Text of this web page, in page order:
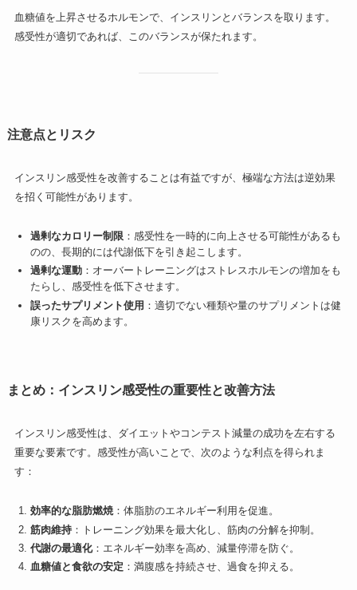
血糖値を上昇させるホルモンで、インスリンとバランスを取ります。
感受性が適切であれば、このバランスが保たれます。
注意点とリスク
インスリン感受性を改善することは有益ですが、極端な方法は逆効果
を招く可能性があります。
過剰なカロリー制限 ：感受性を一時的に向上させる可能性があるも
のの、長期的には代謝低下を引き起こします。
過剰な運動 ：オーバートレーニングはストレスホルモンの増加をも
たらし、感受性を低下させます。
誤ったサプリメント使用 ：適切でない種類や量のサプリメントは健
康リスクを高めます。
まとめ：インスリン感受性の重要性と改善方法
インスリン感受性は、ダイエットやコンテスト減量の成功を左右する
重要な要素です。感受性が高いことで、次のような利点を得られま
す：
効率的な脂肪燃焼：体脂肪のエネルギー利用を促進。
筋肉維持 ：トレーニング効果を最大化し、筋肉の分解を抑制。
代謝の最適化：エネルギー効率を高め、減量停滞を防ぐ。
血糖値と食欲の安定 ：満腹感を持続させ、過食を抑える。